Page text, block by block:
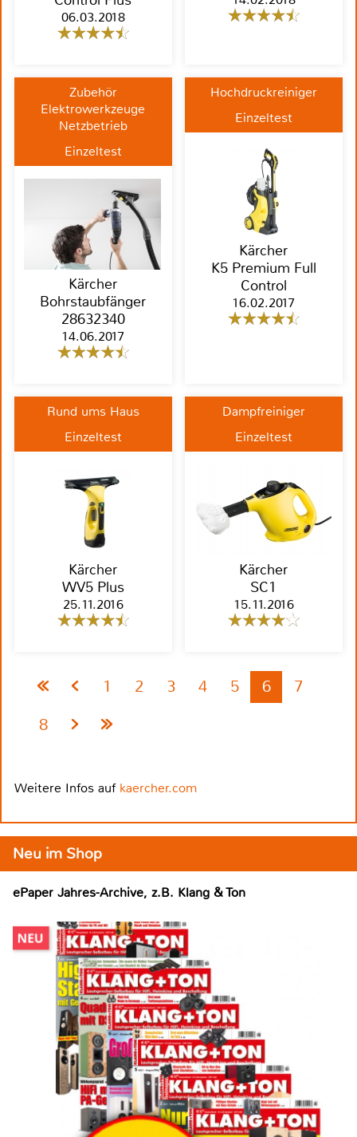
06.03.2018
Zubehör
Elektrowerkzeuge
Netzbetrieb
Einzeltest
Kärcher
Bohrstaubfänger
28632340
14.06.2017
Hochdruckreiniger
Einzeltest
Kärcher
K5 Premium Full
Control
16.02.2017
Rund ums Haus
Einzeltest
Kärcher
WV5 Plus
25.11.2016
Dampfreiniger
Einzeltest
Kärcher
SC1
15.11.2016
1 2 3 4 5 6
7
8
Weitere Infos auf kaercher.com
Neu im Shop
ePaper Jahres-Archive, z.B. Klang & Ton